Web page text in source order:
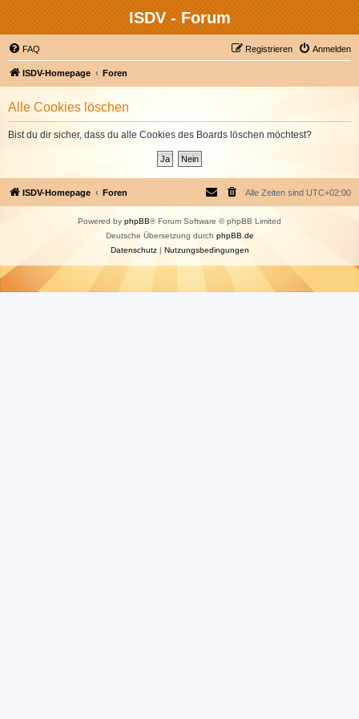
ISDV - Forum
FAQ Anmelden
Registrieren
ISDV-Homepage Foren
Alle Cookies löschen
Bist du dir sicher, dass du alle Cookies des Boards löschen möchtest?
ISDV-Homepage Foren Alle Zeiten sind UTC+02:00
Powered by phpBB® Forum Software © phpBB Limited
Deutsche Übersetzung durch phpBB.de
Datenschutz| Nutzungsbedingungen